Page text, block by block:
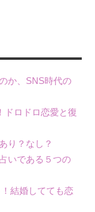
か、SNS時代の
ドロドロ恋愛と復
り？なし？
いである５つの
結婚してても恋